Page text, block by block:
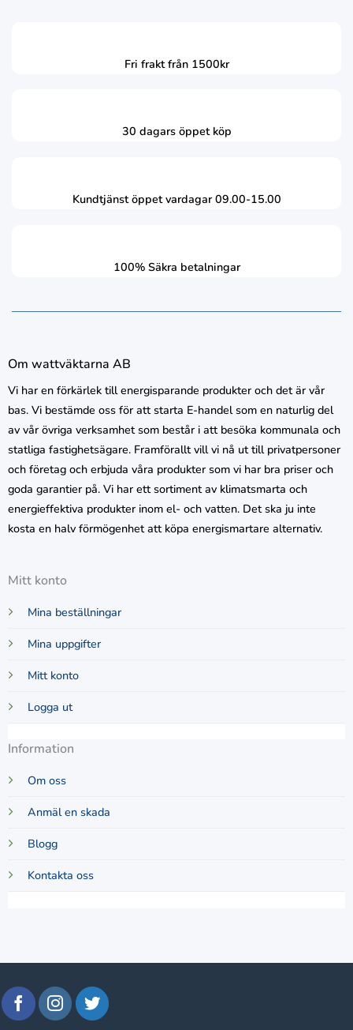
Fri frakt från 1500kr
30 dagars öppet köp
Kundtjänst öppet vardagar 09.00-15.00
100% Säkra betalningar
Om wattväktarna AB
Vi har en förkärlek till energisparande produkter och det är vår
bas. Vi bestämde oss för att starta E-handel som en naturlig del
av vår övriga verksamhet som består i att besöka kommunala och
statliga fastighetsägare. Framförallt vill vi nå ut till privatpersoner
och företag och erbjuda våra produkter som vi har bra priser och
goda garantier på. Vi har ett sortiment av klimatsmarta och
energieffektiva produkter inom el- och vatten. Det ska ju inte
kosta en halv förmögenhet att köpa energismartare alternativ.
Mitt konto
Mina beställningar
Mina uppgifter
Mitt konto
Logga ut
Information
Om oss
Anmäl en skada
Blogg
Kontakta oss